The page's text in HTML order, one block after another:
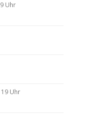
Uhr
Uhr